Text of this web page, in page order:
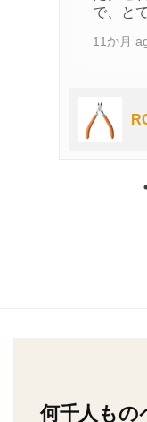
で、と
11か月
何千人もの